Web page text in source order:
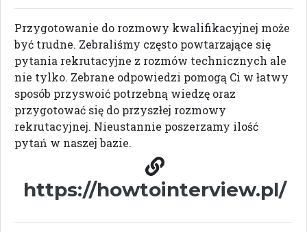
Przygotowanie do rozmowy kwalifikacyjnej może
być trudne. Zebraliśmy często powtarzające się
pytania rekrutacyjne z rozmów technicznych ale
nie tylko. Zebrane odpowiedzi pomogą Ci w łatwy
sposób przyswoić potrzebną wiedzę oraz
przygotować się do przyszłej rozmowy
rekrutacyjnej. Nieustannie poszerzamy ilość
pytań w naszej bazie.
https://howtointerview.pl/